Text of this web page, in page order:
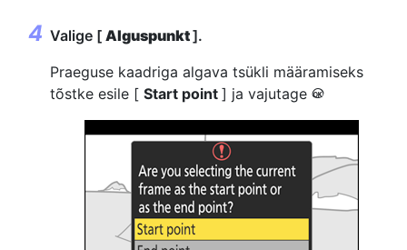
Valige [ Alguspunkt].
Praeguse kaadriga algava tsükli määramiseks
tõstke esile [ Start point ] ja vajutage J